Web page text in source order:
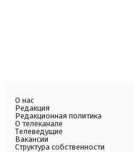
О нас
Редакция
Редакционная политика
О телеканале
Телеведущие
Вакансии
Структура собственности